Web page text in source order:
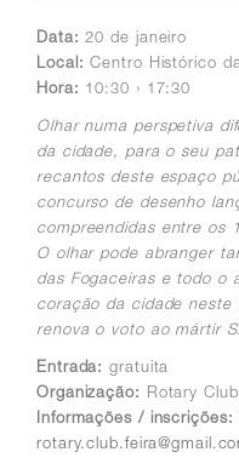
Data: 20 de janeiro
Local: Centro Histórico
Hora: 10:30 › 17:30
Olhar numa perspetiva
da cidade, para o seu
recantos deste espaço
concurso de desenho
compreendidas entre os
O olhar pode abranger
das Fogaceiras e todo o
coração da cidade
renova o voto ao mártir
Entrada: gratuita
Organização: Rotary
Informações / inscrições: